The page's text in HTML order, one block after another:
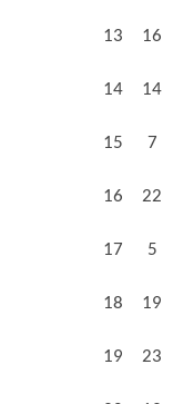
13 16
14 14
15 7
16 22
17 5
18 19
19 23